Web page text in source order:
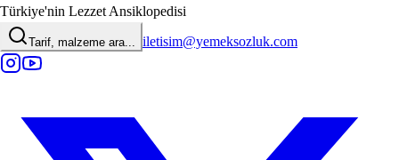
Türkiye'nin Lezzet Ansiklopedisi
Tarif, malzeme ara... iletisim@yemeksozluk.com